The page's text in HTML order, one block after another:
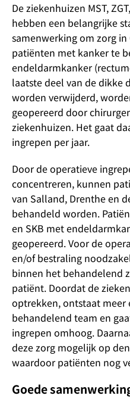
De ziekenhuizen MST,
hebben een belangrijke
samenwerking om zorg
patiënten met kanker te
endeldarmkanker
laatste deel van de dikke
worden verwijderd,
geopereerd door
ziekenhuizen. Het gaat
ingrepen per jaar.
Door de operatieve
concentreren, kunnen
van Salland, Drenthe en
behandeld worden.
en SKB met
geopereerd. Voor de
en/of bestraling
binnen het behandelend
patiënt. Doordat de
optrekken, ontstaat meer
behandelend team en
ingrepen omhoog.
deze zorg mogelijk op
waardoor patiënten nog
Goede